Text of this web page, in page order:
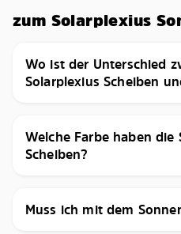
zum Solarplexius
Wo ist der Unterschied
Solarplexius Scheiben
Welche Farbe haben die
Scheiben?
Muss ich mit dem